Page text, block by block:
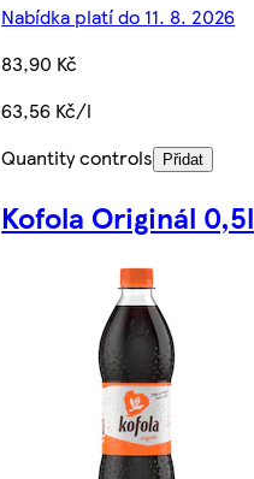
Nabídka platí do 11. 8. 2026
83,90 Kč
63,56 Kč/l
Quantity controls
Přidat
Kofola Originál 0,5l